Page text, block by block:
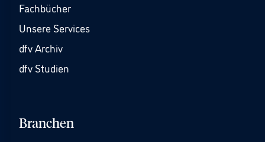
Fachbücher
Unsere Services
dfv Archiv
dfv Studien
Branchen